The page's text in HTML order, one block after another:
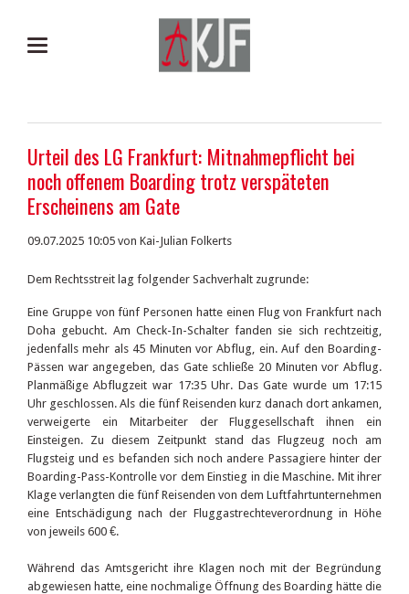
Urteil des LG Frankfurt: Mitnahmepflicht bei
noch offenem Boarding trotz verspäteten
Erscheinens am Gate
09.07.2025 10:05von Kai-Julian Folkerts
Dem Rechtsstreit lag folgender Sachverhalt zugrunde:
Eine Gruppe von fünf Personen hatte einen Flug von Frankfurt nach
Doha gebucht. Am Check-In-Schalter fanden sie sich rechtzeitig,
jedenfalls mehr als 45 Minuten vor Abflug, ein. Auf den Boarding-
Pässen war angegeben, das Gate schließe 20 Minuten vor Abflug.
Planmäßige Abflugzeit war 17:35 Uhr. Das Gate wurde um 17:15
Uhr geschlossen. Als die fünf Reisenden kurz danach dort ankamen,
verweigerte ein Mitarbeiter der Fluggesellschaft ihnen ein
Einsteigen. Zu diesem Zeitpunkt stand das Flugzeug noch am
Flugsteig und es befanden sich noch andere Passagiere hinter der
Boarding-Pass-Kontrolle vor dem Einstieg in die Maschine. Mit ihrer
Klage verlangten die fünf Reisenden von dem Luftfahrtunternehmen
eine Entschädigung nach der Fluggastrechteverordnung in Höhe
von jeweils 600 €.
Während das Amtsgericht ihre Klagen noch mit der Begründung
abgewiesen hatte, eine nochmalige Öffnung des Boarding hätte die